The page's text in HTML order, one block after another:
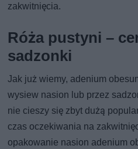
zakwitnięcia.
Róża pustyni –
sadzonki
Jak już wiemy, adenium
wysiew nasion lub przez
nie cieszy się zbyt dużą
czas oczekiwania na
opakowanie nasion adenium